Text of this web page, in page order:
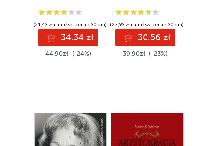
(31,43 zł najniższa cena z 30 dni)
34.34 zł
44.90zł (-24%)
(27,93 zł najniższa cena z 30 dni)
30.56 zł
39.90zł (-23%)